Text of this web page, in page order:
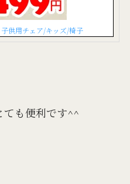
供用チェア/キッズ/椅子
ても便利です^^